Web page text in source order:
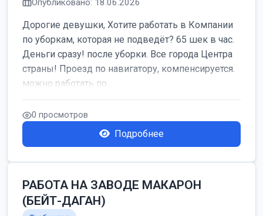
Опубликовано: 18.06.2026
Дорогие девушки, Хотите работать в Компании
по уборкам, которая не подведёт? 65 шек в час.
Деньги сразу! после уборки. Все города Центра
страны! Проезд по навигатору, компенсируется.
можно работать по...
0 просмотров
Подробнее
РАБОТА НА ЗАВОДЕ МАКАРОН
(БЕЙТ-ДАГАН)